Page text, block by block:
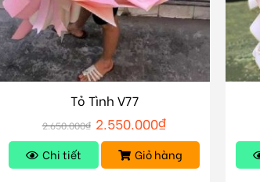
Tỏ Tình V77
2.650.000₫ 2.550.000₫
Chi tiết Giỏ hàng